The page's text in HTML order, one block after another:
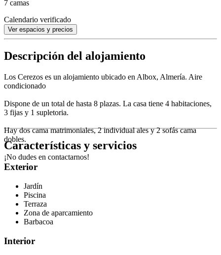
7 camas
Calendario verificado
Ver espacios y precios
Descripción del alojamiento
Los Cerezos es un alojamiento ubicado en Albox, Almería. Aire
condicionado
Dispone de un total de hasta 8 plazas. La casa tiene 4 habitaciones,
3 fijas y 1 supletoria.
Hay dos cama matrimoniales, 2 individual ales y 2 sofás cama
dobles.
¡No dudes en contactarnos!
Características y servicios
Exterior
Jardín
Piscina
Terraza
Zona de aparcamiento
Barbacoa
Interior